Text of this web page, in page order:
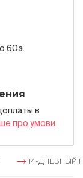
60а.
в
про умови
14-ДНЕВНЫЙ